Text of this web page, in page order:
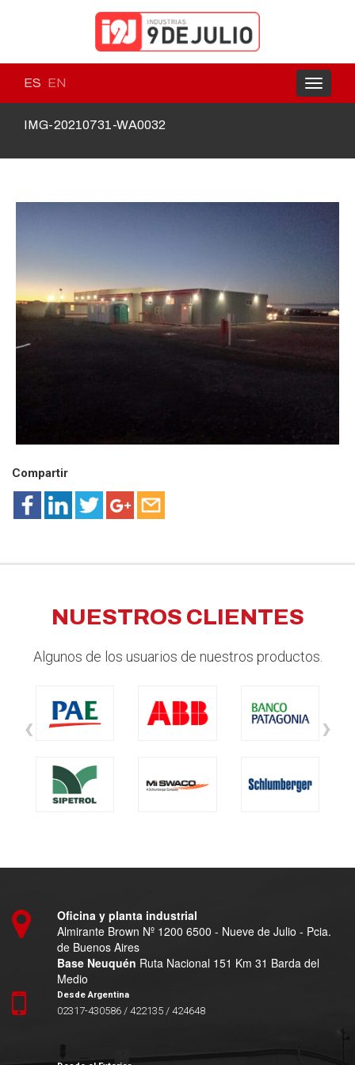
ES EN
Toggle
IMG-20210731-WA0032
Compartir
NUESTROS CLIENTES
Algunos de los usuarios de nuestros productos.
‹ ›
Oficina y planta industrial
Almirante Brown Nº 1200 6500 - Nueve de Julio - Pcia.
de Buenos Aires
Base Neuquén Ruta Nacional 151 Km 31 Barda del
Medio
Desde Argentina
02317-430586 / 422135 / 424648